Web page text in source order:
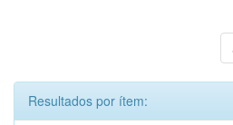
Resultados por ítem: